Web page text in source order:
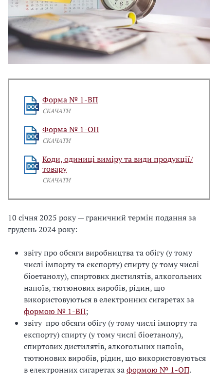
Форма № 1-ВП
СКАЧАТИ
Форма № 1-ОП
СКАЧАТИ
Коди, одиниці виміру та види продукції/
товару
СКАЧАТИ
10 січня 2025 року — граничний термін подання за
грудень 2024 року:
звіту про обсяги виробництва та обігу (у тому
числі імпорту та експорту) спирту (у тому числі
біоетанолу), спиртових дистилятів, алкогольних
напоїв, тютюнових виробів, рідин, що
використовуються в електронних сигаретах за
формою № 1-ВП;
звіту про обсяги обігу (у тому числі імпорту та
експорту) спирту (у тому числі біоетанолу),
спиртових дистилятів, алкогольних напоїв,
тютюнових виробів, рідин, що використовуються
в електронних сигаретах заформою № 1-ОП.